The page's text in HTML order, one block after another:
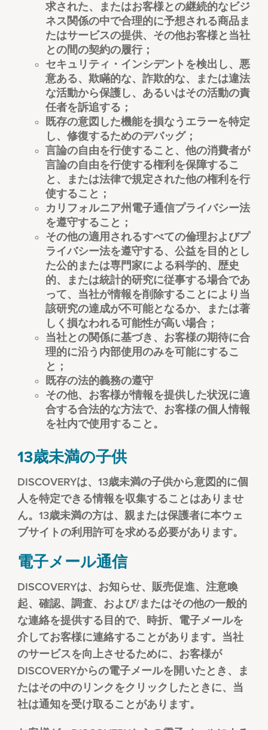
求された、またはお客様との継続的なビジ
ネス関係の中で合理的に予想される商品ま
たはサービスの提供、その他お客様と当社
との間の契約の履行；
セキュリティ・インシデントを検出し、悪
意ある、欺瞞的な、詐欺的な、または違法
な活動から保護し、あるいはその活動の責
任者を訴追する；
既存の意図した機能を損なうエラーを特定
し、修復するためのデバッグ；
言論の自由を行使すること、他の消費者が
言論の自由を行使する権利を保障するこ
と、または法律で規定された他の権利を行
使すること；
カリフォルニア州電子通信プライバシー法
を遵守すること；
その他の適用されるすべての倫理およびプ
ライバシー法を遵守する、公益を目的とし
た公的または専門家による科学的、歴史
的、または統計的研究に従事する場合であ
って、当社が情報を削除することにより当
該研究の達成が不可能となるか、または著
しく損なわれる可能性が高い場合；
当社との関係に基づき、お客様の期待に合
理的に沿う内部使用のみを可能にするこ
と；
既存の法的義務の遵守
その他、お客様が情報を提供した状況に適
合する合法的な方法で、お客様の個人情報
を社内で使用すること。
13歳未満の子供
DISCOVERYは、13歳未満の子供から意図的に個
人を特定できる情報を収集することはありませ
ん。13歳未満の方は、親または保護者に本ウェ
ブサイトの利用許可を求める必要があります。
電子メール通信
DISCOVERYは、お知らせ、販売促進、注意喚
起、確認、調査、および/またはその他の一般的
な連絡を提供する目的で、時折、電子メールを
介してお客様に連絡することがあります。当社
のサービスを向上させるために、お客様が
DISCOVERYからの電子メールを開いたとき、ま
たはその中のリンクをクリックしたときに、当
社は通知を受け取ることがあります。